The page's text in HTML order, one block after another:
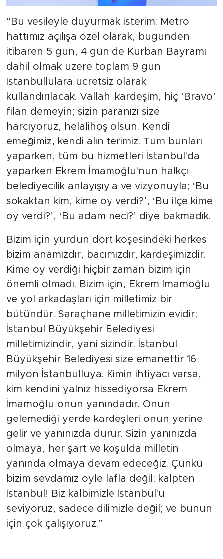
“Bu vesileyle duyurmak isterim: Metro
hattımız açılışa özel olarak, bugünden
itibaren 5 gün, 4 gün de Kurban Bayramı
dahil olmak üzere toplam 9 gün
İstanbullulara ücretsiz olarak
kullandırılacak. Vallahi kardeşim, hiç ‘Bravo’
filan demeyin; sizin paranızı size
harcıyoruz, helalihoş olsun. Kendi
emeğimiz, kendi alın terimiz. Tüm bunları
yaparken, tüm bu hizmetleri İstanbul'da
yaparken Ekrem İmamoğlu'nun halkçı
belediyecilik anlayışıyla ve vizyonuyla; ‘Bu
sokaktan kim, kime oy verdi?’, ‘Bu ilçe kime
oy verdi?’, ‘Bu adam neci?’ diye bakmadık.
Bizim için yurdun dört köşesindeki herkes
bizim anamızdır, bacımızdır, kardeşimizdir.
Kime oy verdiği hiçbir zaman bizim için
önemli olmadı. Bizim için, Ekrem İmamoğlu
ve yol arkadaşları için milletimiz bir
bütündür. Saraçhane milletimizin evidir;
İstanbul Büyükşehir Belediyesi
milletimizindir, yani sizindir. İstanbul
Büyükşehir Belediyesi size emanettir 16
milyon İstanbulluya. Kimin ihtiyacı varsa,
kim kendini yalnız hissediyorsa Ekrem
İmamoğlu onun yanındadır. Onun
gelemediği yerde kardeşleri onun yerine
gelir ve yanınızda durur. Sizin yanınızda
olmaya, her şart ve koşulda milletin
yanında olmaya devam edeceğiz. Çünkü
bizim sevdamız öyle lafla değil; kalpten
İstanbul! Biz kalbimizle İstanbul'u
seviyoruz, sadece dilimizle değil; ve bunun
için çok çalışıyoruz.”